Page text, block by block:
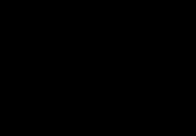
Warenkorb.